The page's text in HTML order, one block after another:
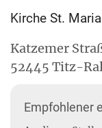
Kirche St.
Katzemer
52445 Titz-
Empfohlener